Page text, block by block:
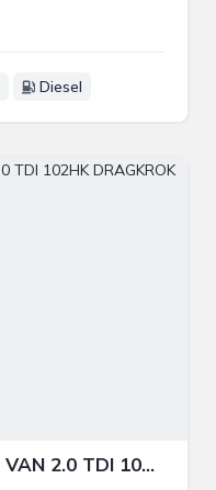
Diesel
Volkswagen Caddy Maxi VAN 2.0 TDI 102HK DRAGKROK B-KAMERA VÄRMARE